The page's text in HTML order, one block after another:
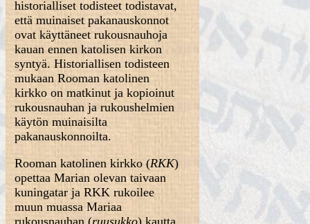
historialliset todisteet todistavat,
että muinaiset pakanauskonnot
ovat käyttäneet rukousnauhoja
kauan ennen katolisen kirkon
syntyä. Historiallisen todisteen
mukaan Rooman katolinen
kirkko on matkinut ja kopioinut
rukousnauhan ja rukoushelmien
käytön muinaisilta
pakanauskonnoilta.
Rooman katolinen kirkko (RKK)
opettaa Marian olevan taivaan
kuningatar ja RKK rukoilee
muun muassa Mariaa
rukousnauhan (ruusukko) kautta.